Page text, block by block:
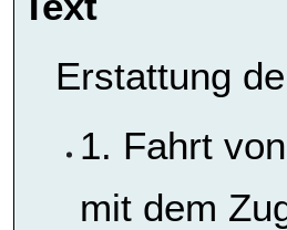
Erstattung
1. Fahrt
mit dem